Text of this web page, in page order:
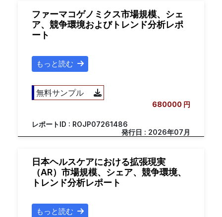
ファーマコゲノミクス市場規模、シェ
ア、競争環境およびトレンド分析レポ
ート
もっと読む
無料サンプル
680000 円
レポートID : ROJP07261486
発行日 : 2026年07月
日本ヘルスケアにおける拡張現実
（AR）市場規模、シェア、競争環境、
トレンド分析レポート
もっと読む